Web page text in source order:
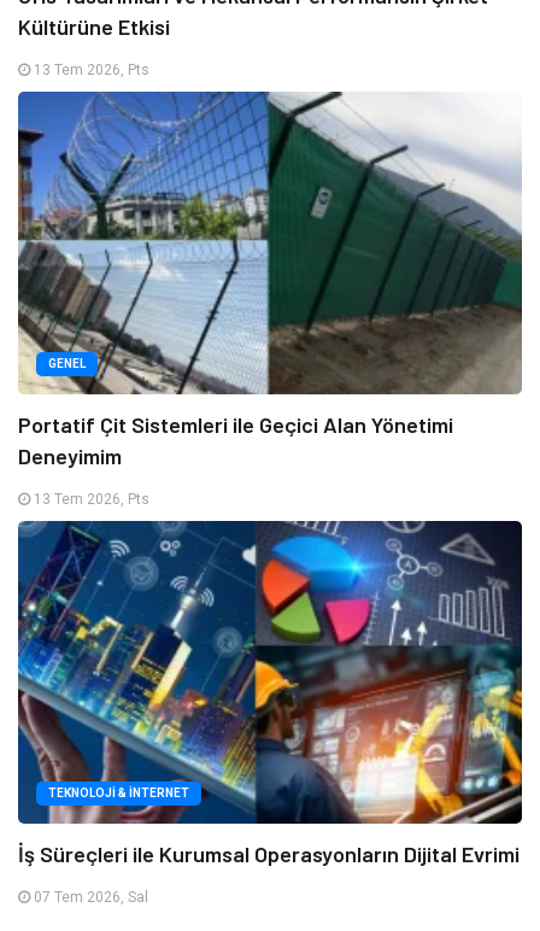
Kültürüne Etkisi
13 Tem 2026, Pts
GENEL
Portatif Çit Sistemleri ile Geçici Alan Yönetimi
Deneyimim
13 Tem 2026, Pts
TEKNOLOJI & İNTERNET
İş Süreçleri ile Kurumsal Operasyonların Dijital Evrimi
07 Tem 2026, Sal